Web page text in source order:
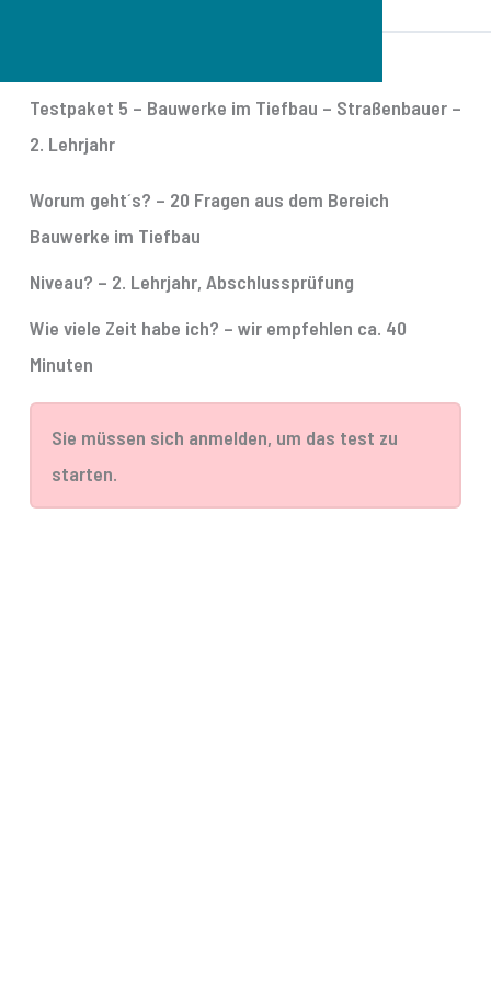
Testpaket 5 – Bauwerke im Tiefbau – Straßenbauer –
2. Lehrjahr
Worum geht´s? – 20 Fragen aus dem Bereich
Bauwerke im Tiefbau
Niveau? – 2. Lehrjahr, Abschlussprüfung
Wie viele Zeit habe ich? – wir empfehlen ca. 40
Minuten
Sie müssen sich anmelden, um das test zu
starten.